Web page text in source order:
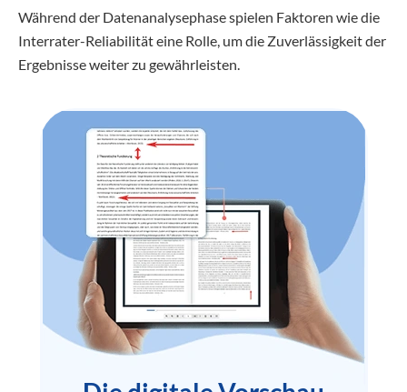
Während der Datenanalysephase spielen Faktoren wie die
Interrater-Reliabilität eine Rolle, um die Zuverlässigkeit der
Ergebnisse weiter zu gewährleisten.